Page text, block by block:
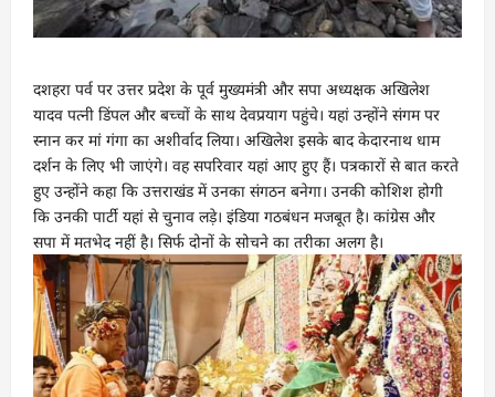
दशहरा पर्व पर उत्तर प्रदेश के पूर्व मुख्यमंत्री और सपा अध्यक्षक अखिलेश
यादव पत्नी डिंपल और बच्चों के साथ देवप्रयाग पहुंचे। यहां उन्होंने संगम पर
स्नान कर मां गंगा का अशीर्वाद लिया। अखिलेश इसके बाद केदारनाथ धाम
दर्शन के लिए भी जाएंगे। वह सपरिवार यहां आए हुए हैं। पत्रकारों से बात करते
हुए उन्होंने कहा कि उत्तराखंड में उनका संगठन बनेगा। उनकी कोशिश होगी
कि उनकी पार्टी यहां से चुनाव लड़े। इंडिया गठबंधन मजबूत है। कांग्रेस और
सपा में मतभेद नहीं है। सिर्फ दोनों के सोचने का तरीका अलग है।